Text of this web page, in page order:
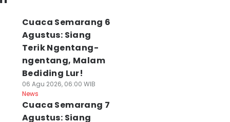
Cuaca Semarang 6
Agustus: Siang
Terik Ngentang-
ngentang, Malam
Bediding Lur!
06 Agu 2026, 06:00 WIB
News
Cuaca Semarang 7
Agustus: Siang